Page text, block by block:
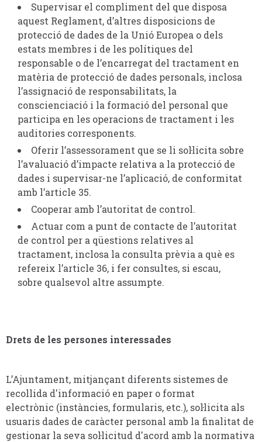
Supervisar el compliment del que disposa
aquest Reglament, d’altres disposicions de
protecció de dades de la Unió Europea o dels
estats membres i de les polítiques del
responsable o de l’encarregat del tractament en
matèria de protecció de dades personals, inclosa
l’assignació de responsabilitats, la
conscienciació i la formació del personal que
participa en les operacions de tractament i les
auditories corresponents.
Oferir l’assessorament que se li sol·licita sobre
l’avaluació d’impacte relativa a la protecció de
dades i supervisar-ne l’aplicació, de conformitat
amb l’article 35.
Cooperar amb l’autoritat de control.
Actuar com a punt de contacte de l’autoritat
de control per a qüestions relatives al
tractament, inclosa la consulta prèvia a què es
refereix l’article 36, i fer consultes, si escau,
sobre qualsevol altre assumpte.
Drets de les persones interessades
L’Ajuntament, mitjançant diferents sistemes de
recollida d'informació en paper o format
electrònic (instàncies, formularis, etc.), sol·licita als
usuaris dades de caràcter personal amb la finalitat de
gestionar la seva sol·licitud d'acord amb la normativa